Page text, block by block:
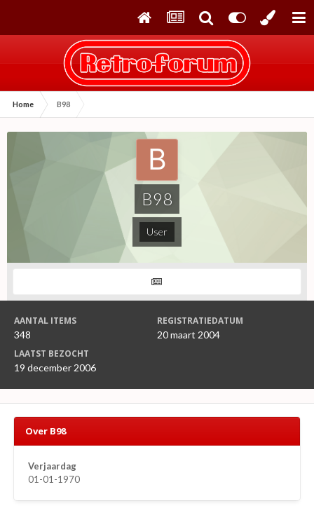
Home B98
B98
User
AANTAL ITEMS
348
REGISTRATIEDATUM
20 maart 2004
LAATST BEZOCHT
19 december 2006
Over B98
Verjaardag
01-01-1970